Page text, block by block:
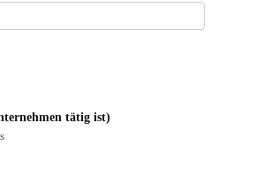
tätig ist)